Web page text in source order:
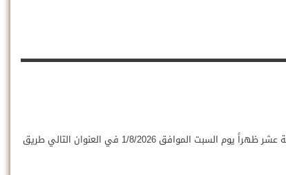
تعلن شركة مصر انتركونتننتال لصناعة الجرانيت والرخام (ايجي ستون) عن الدعوة لحضور اجتماع الجمعية العامة العادية للشركة المقرر انعقادها في تمام الساعة الثانية عشر ظهراً يوم السبت الموافق 1/8/2026 في العنوان التالي طريق